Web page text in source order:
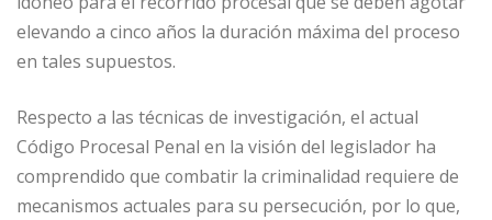
elevando a cinco años la duración máxima del proceso
en tales supuestos.
Respecto a las técnicas de investigación, el actual
Código Procesal Penal en la visión del legislador ha
comprendido que combatir la criminalidad requiere de
mecanismos actuales para su persecución, por lo que,